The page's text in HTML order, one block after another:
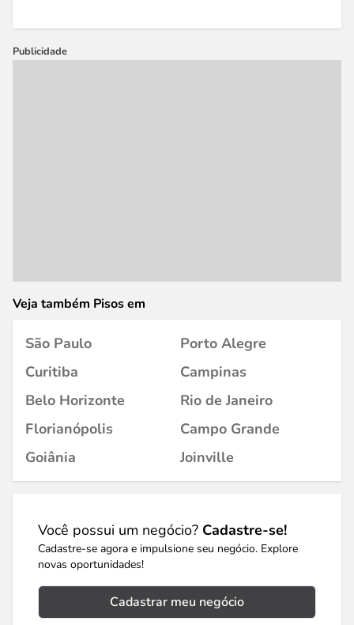
Publicidade
Veja também Pisos em
São Paulo
Porto Alegre
Curitiba
Campinas
Belo Horizonte
Rio de Janeiro
Florianópolis
Campo Grande
Goiânia
Joinville
Você possui um negócio? Cadastre-se!
Cadastre-se agora e impulsione seu negócio. Explore
novas oportunidades!
Cadastrar meu negócio